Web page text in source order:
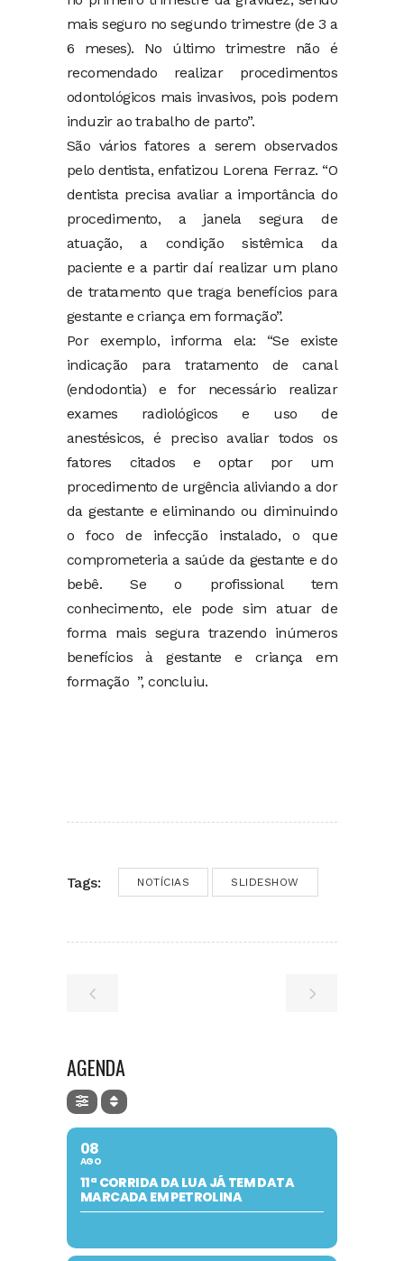
mais seguro no segundo trimestre (de 3 a
6 meses). No último trimestre não é
recomendado realizar procedimentos
odontológicos mais invasivos, pois podem
induzir ao trabalho de parto”.
São vários fatores a serem observados
pelo dentista, enfatizou Lorena Ferraz. “O
dentista precisa avaliar a importância do
procedimento, a janela segura de
atuação, a condição sistêmica da
paciente e a partir daí realizar um plano
de tratamento que traga benefícios para
gestante e criança em formação”.
Por exemplo, informa ela: “Se existe
indicação para tratamento de canal
(endodontia) e for necessário realizar
exames radiológicos e uso de
anestésicos, é preciso avaliar todos os
fatores citados e optar por um
procedimento de urgência aliviando a dor
da gestante e eliminando ou diminuindo
o foco de infecção instalado, o que
comprometeria a saúde da gestante e do
bebê. Se o profissional tem
conhecimento, ele pode sim atuar de
forma mais segura trazendo inúmeros
benefícios à gestante e criança em
formação ”, concluiu.
Tags: NOTÍCIAS SLIDESHOW
AGENDA
08
AGO
11ª CORRIDA DA LUA JÁ TEM DATA
MARCADA EM PETROLINA